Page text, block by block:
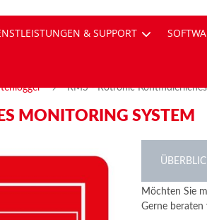
& SUPPORT
RMS - Rotronic
MONITORING SYSTEM
Höchste
einem
Möchten Sie
Gerne beraten
beginning